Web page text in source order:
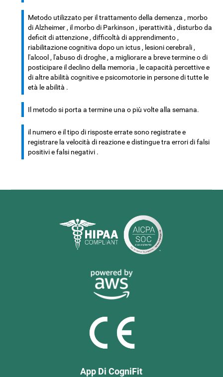
Metodo utilizzato per il trattamento della demenza , morbo
di Alzheimer , il morbo di Parkinson , iperattività , disturbo da
deficit di attenzione , difficoltà di apprendimento ,
riabilitazione cognitiva dopo un ictus , lesioni cerebrali ,
l'alcool , l'abuso di droghe , a migliorare a breve termine o di
posticipare il declino della memoria , le capacità percettive e
di altre abilità cognitive e psicomotorie in persone di tutte le
età le abilità .
Il metodo si porta a termine una o più volte alla semana.
il numero e il tipo di risposte errate sono registrate e
registrare la velocità di reazione e distingue tra errori di falsi
positivi e falsi negativi .
App Di CogniFit